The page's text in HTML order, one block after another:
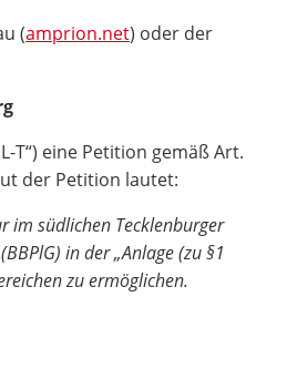
(amprion.net) oder der
T“) eine Petition gemäß Art.
der Petition lautet:
im südlichen Tecklenburger
in der „Anlage (zu §1
zu ermöglichen.